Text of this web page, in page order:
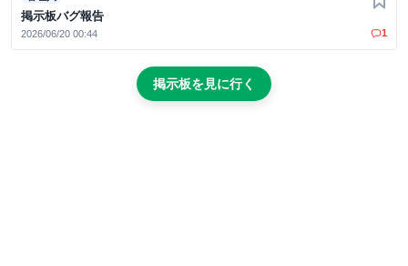
掲示板バグ報告
2026/06/20 00:44
お気
1
掲示板を見に行く